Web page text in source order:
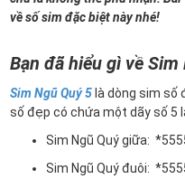
về số sim đặc biệt này nhé!
Bạn đã hiểu gì về Sim
Sim Ngũ Quý 5 là dòng sim số
số đẹp có chứa một dãy số 5
Sim Ngũ Quý giữa:
Sim Ngũ Quý đuôi: